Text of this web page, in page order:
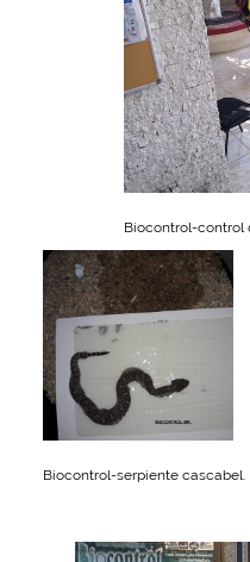
Biocontrol-control
Biocontrol-serpiente cascabel.